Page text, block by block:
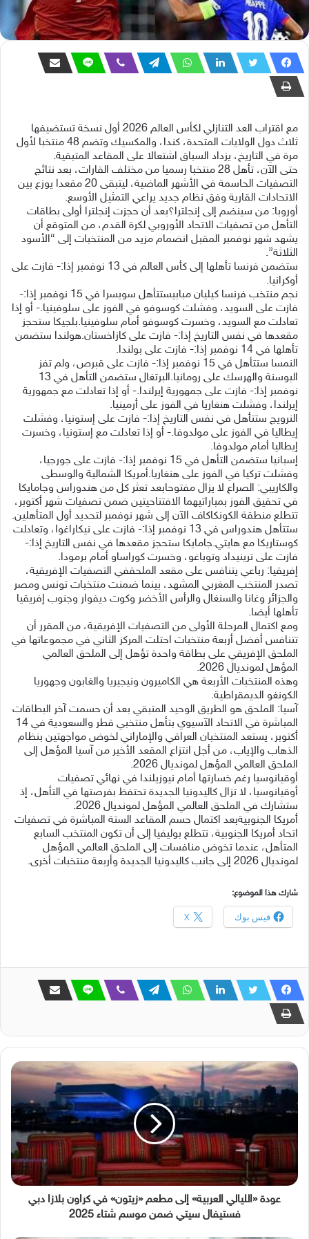
مع اقتراب العد التنازلي لكأس العالم 2026 أول نسخة تستضيفها
ثلاث دول الولايات المتحدة، كندا، والمكسيك وتضم 48 منتخبا لأول
مرة في التاريخ، يزداد السباق اشتعالا على المقاعد المتبقية.
حتى الآن، تأهل 28 منتخبا رسميا من مختلف القارات، بعد نتائج
التصفيات الحاسمة في الأشهر الماضية، ليتبقى 20 مقعدا يوزع بين
الاتحادات القارية وفق نظام جديد يراعي التمثيل الأوسع.
أوروبا: من سينضم إلى إنجلترا؟بعد أن حجزت إنجلترا أولى بطاقات
التأهل من تصفيات الاتحاد الأوروبي لكرة القدم، من المتوقع أن
يشهد شهر نوفمبر المقبل انضمام مزيد من المنتخبات إلى “الأسود
الثلاثة”.
ستضمن فرنسا تأهلها إلى كأس العالم في 13 نوفمبر إذا:- فازت على
أوكرانيا.
نجم منتخب فرنسا كيليان مبابيستتأهل سويسرا في 15 نوفمبر إذا:-
فازت على السويد، وفشلت كوسوفو في الفوز على سلوفينيا.- أو إذا
تعادلت مع السويد، وخسرت كوسوفو أمام سلوفينيا.بلجيكا ستحجز
مقعدها في نفس التاريخ إذا:- فازت على كازاخستان.هولندا ستضمن
تأهلها في 14 نوفمبر إذا:- فازت على بولندا.
النمسا ستتأهل في 15 نوفمبر إذا:- فازت على قبرص، ولم تفز
البوسنة والهرسك على رومانيا.البرتغال ستضمن التأهل في 13
نوفمبر إذا:- فازت على جمهورية إيرلندا.- أو إذا تعادلت مع جمهورية
إيرلندا، وفشلت هنغاريا في الفوز على أرمينيا.
النرويج ستتأهل في نفس التاريخ إذا:- فازت على إستونيا، وفشلت
إيطاليا في الفوز على مولدوفا.- أو إذا تعادلت مع إستونيا، وخسرت
إيطاليا أمام مولدوفا.
إسبانيا ستضمن التأهل في 15 نوفمبر إذا:- فازت على جورجيا،
وفشلت تركيا في الفوز على هنغاريا.أمريكا الشمالية والوسطى
والكاريبي: الصراع لا يزال مفتوحابعد تعثر كل من هندوراس وجامايكا
في تحقيق الفوز بمباراتيهما الافتتاحيتين ضمن تصفيات شهر أكتوبر،
تتطلع منطقة الكونكاكاف الآن إلى شهر نوفمبر لتحديد أول المتأهلين.
ستتأهل هندوراس في 13 نوفمبر إذا:- فازت على نيكاراغوا، وتعادلت
كوستاريكا مع هايتي.جامايكا ستحجز مقعدها في نفس التاريخ إذا:-
فازت على ترينيداد وتوباغو، وخسرت كوراساو أمام برمودا.
إفريقيا: رباعي يتنافس على مقعد الملحقفي التصفيات الإفريقية،
تصدر المنتخب المغربي المشهد، بينما ضمنت منتخبات تونس ومصر
والجزائر وغانا والسنغال والرأس الأخضر وكوت ديفوار وجنوب إفريقيا
تأهلها أيضا.
ومع اكتمال المرحلة الأولى من التصفيات الإفريقية، من المقرر أن
تتنافس أفضل أربعة منتخبات احتلت المركز الثاني في مجموعاتها في
الملحق الإفريقي على بطاقة واحدة تؤهل إلى الملحق العالمي
المؤهل لمونديال 2026.
وهذه المنتخبات الأربعة هي الكاميرون ونيجيريا والغابون وجهوريا
الكونغو الديمقراطية.
آسيا: الملحق هو الطريق الوحيد المتبقي بعد أن حسمت آخر البطاقات
المباشرة في الاتحاد الآسيوي بتأهل منتخبي قطر والسعودية في 14
أكتوبر، يستعد المنتخبان العراقي والإماراتي لخوض مواجهتين بنظام
الذهاب والإياب، من أجل انتزاع المقعد الأخير من آسيا المؤهل إلى
الملحق العالمي المؤهل لمونديال 2026.
أوقيانوسيا رغم خسارتها أمام نيوزيلندا في نهائي تصفيات
أوقيانوسيا، لا تزال كاليدونيا الجديدة تحتفظ بفرصتها في التأهل، إذ
ستشارك في الملحق العالمي المؤهل لمونديال 2026.
أمريكا الجنوبيةبعد اكتمال حسم المقاعد الستة المباشرة في تصفيات
اتحاد أمريكا الجنوبية، تتطلع بوليفيا إلى أن تكون المنتخب السابع
المتأهل، عندما تخوض منافسات إلى الملحق العالمي المؤهل
لمونديال 2026 إلى جانب كاليدونيا الجديدة وأربعة منتخبات أخرى.
شارك هذا الموضوع:
فيس بوك X
عودة «الليالي العربية» إلى مطعم «زيتون» في كراون بلازا دبي
فستيفال سيتي ضمن موسم شتاء 2025